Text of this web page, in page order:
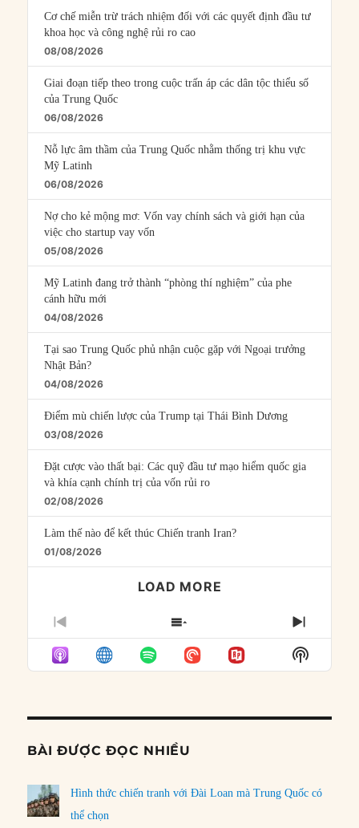
Cơ chế miễn trừ trách nhiệm đối với các quyết định đầu tư
khoa học và công nghệ rủi ro cao
08/08/2026
Giai đoạn tiếp theo trong cuộc trấn áp các dân tộc thiểu số
của Trung Quốc
06/08/2026
Nỗ lực âm thầm của Trung Quốc nhằm thống trị khu vực
Mỹ Latinh
06/08/2026
Nợ cho kẻ mộng mơ: Vốn vay chính sách và giới hạn của
việc cho startup vay vốn
05/08/2026
Mỹ Latinh đang trở thành “phòng thí nghiệm” của phe
cánh hữu mới
04/08/2026
Tại sao Trung Quốc phủ nhận cuộc gặp với Ngoại trưởng
Nhật Bản?
04/08/2026
Điểm mù chiến lược của Trump tại Thái Bình Dương
03/08/2026
Đặt cược vào thất bại: Các quỹ đầu tư mạo hiểm quốc gia
và khía cạnh chính trị của vốn rủi ro
02/08/2026
Làm thế nào để kết thúc Chiến tranh Iran?
01/08/2026
LOAD MORE
PREVIOUS
EPISODE
SHOW
EPISODES
LIST
NEXT
Show
Podcast
BÀI ĐƯỢC ĐỌC NHIỀU
Hình thức chiến tranh với Đài Loan mà Trung Quốc có
thể chọn